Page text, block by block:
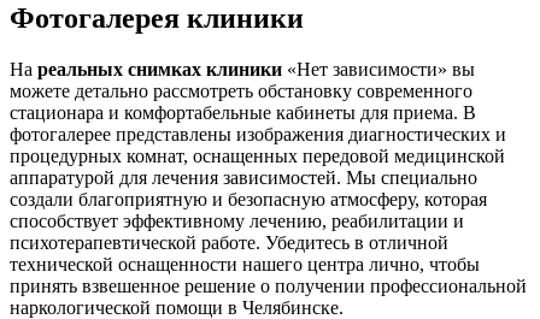
Фотогалерея клиники
На реальных снимках клиники «Нет зависимости» вы
можете детально рассмотреть обстановку современного
стационара и комфортабельные кабинеты для приема. В
фотогалерее представлены изображения диагностических и
процедурных комнат, оснащенных передовой медицинской
аппаратурой для лечения зависимостей. Мы специально
создали благоприятную и безопасную атмосферу, которая
способствует эффективному лечению, реабилитации и
психотерапевтической работе. Убедитесь в отличной
технической оснащенности нашего центра лично, чтобы
принять взвешенное решение о получении профессиональной
наркологической помощи в Челябинске.